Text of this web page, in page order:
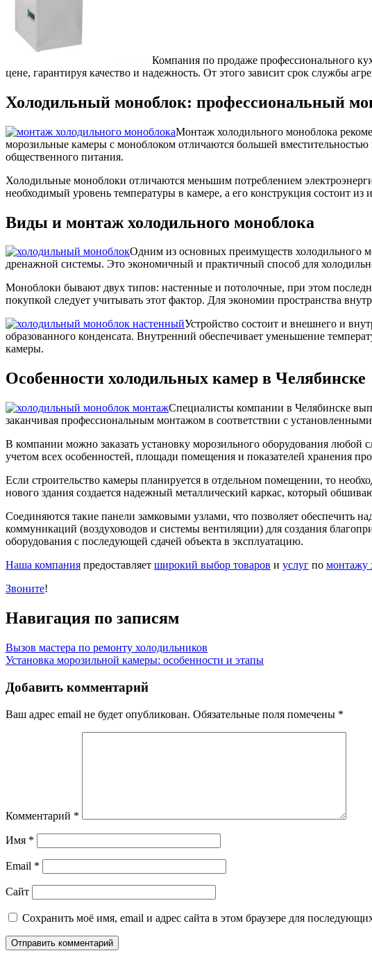
Компания по продаже профессионального
цене, гарантируя качество и надежность. От этого зависит срок службы
Холодильный моноблок: профессиональный
Монтаж холодильного моноблока
морозильные камеры с моноблоком отличаются большей
общественного питания.
Холодильные моноблоки отличаются меньшим потреблением
необходимый уровень температуры в камере, а его конструкция состоит
Виды и монтаж холодильного моноблока
Одним из основных преимуществ холодильного
дренажной системы. Это экономичный и практичный способ для
Моноблоки бывают двух типов: настенные и потолочные, при этом
покупкой следует учитывать этот фактор. Для экономии пространства
Устройство состоит и внешнего и
образованного конденсата. Внутренний обеспечивает уменьшение
камеры.
Особенности холодильных камер в Челябинске
Специалисты компании в Челябинске
заканчивая профессиональным монтажом в соответствии с
В компании можно заказать установку морозильного оборудования любой
учетом всех особенностей, площади помещения и показателей хранения
Если строительство камеры планируется в отдельном помещении, то
нового здания создается надежный металлический каркас, который
Соединяются такие панели замковыми узлами, что позволяет обеспечить
коммуникаций (воздуховодов и системы вентиляции) для создания
оборудования с последующей сдачей объекта в эксплуатацию.
Наша компания предоставляет широкий выбор товаров и услуг по монтажу
Звоните!
Навигация по записям
Вызов мастера по ремонту холодильников
Установка морозильной камеры: особенности и этапы
Добавить комментарий
Ваш адрес email не будет опубликован. Обязательные поля помечены *
Комментарий *
Имя *
Email *
Сайт
Сохранить моё имя, email и адрес сайта в этом браузере для